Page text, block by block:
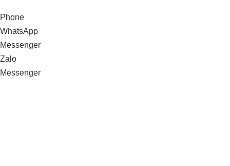
Phone
WhatsApp
Messenger
Zalo
Messenger